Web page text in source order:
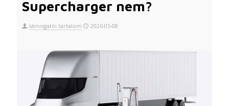
Supercharger nem?
támogatói tartalom 2026-05-08